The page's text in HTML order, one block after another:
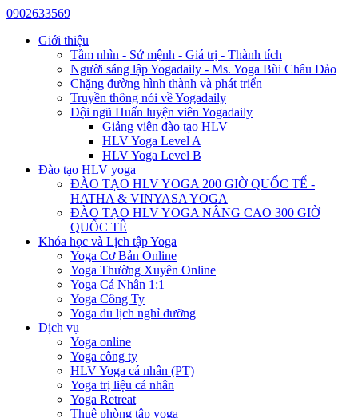
0902633569
Giới thiệu
Tầm nhìn - Sứ mệnh - Giá trị - Thành tích
Người sáng lập Yogadaily - Ms. Yoga Bùi Châu Đảo
Chặng đường hình thành và phát triển
Truyền thông nói về Yogadaily
Đội ngũ Huấn luyện viên Yogadaily
Giảng viên đào tạo HLV
HLV Yoga Level A
HLV Yoga Level B
Đào tạo HLV yoga
ĐÀO TẠO HLV YOGA 200 GIỜ QUỐC TẾ -
HATHA & VINYASA YOGA
ĐÀO TẠO HLV YOGA NÂNG CAO 300 GIỜ
QUỐC TẾ
Khóa học và Lịch tập Yoga
Yoga Cơ Bản Online
Yoga Thường Xuyên Online
Yoga Cá Nhân 1:1
Yoga Công Ty
Yoga du lịch nghỉ dưỡng
Dịch vụ
Yoga online
Yoga công ty
HLV Yoga cá nhân (PT)
Yoga trị liệu cá nhân
Yoga Retreat
Thuê phòng tập yoga